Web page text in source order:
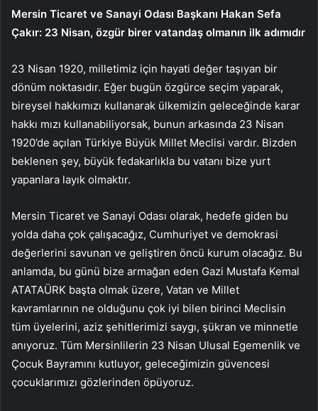
Mersin Ticaret ve Sanayi Odası Başkanı Hakan Sefa
Çakır: 23 Nisan, özgür birer vatandaş olmanın ilk adımıdır
23 Nisan 1920, milletimiz için hayati değer taşıyan bir
dönüm noktasıdır. Eğer bugün özgürce seçim yaparak,
bireysel hakkımızı kullanarak ülkemizin geleceğinde karar
hakkı mızı kullanabiliyorsak, bunun arkasında 23 Nisan
1920’de açılan Türkiye Büyük Millet Meclisi vardır. Bizden
beklenen şey, büyük fedakarlıkla bu vatanı bize yurt
yapanlara layık olmaktır.
Mersin Ticaret ve Sanayi Odası olarak, hedefe giden bu
yolda daha çok çalışacağız, Cumhuriyet ve demokrasi
değerlerini savunan ve geliştiren öncü kurum olacağız. Bu
anlamda, bu günü bize armağan eden Gazi Mustafa Kemal
ATATAÜRK başta olmak üzere, Vatan ve Millet
kavramlarının ne olduğunu çok iyi bilen birinci Meclisin
tüm üyelerini, aziz şehitlerimizi saygı, şükran ve minnetle
anıyoruz. Tüm Mersinlilerin 23 Nisan Ulusal Egemenlik ve
Çocuk Bayramını kutluyor, geleceğimizin güvencesi
çocuklarımızı gözlerinden öpüyoruz.